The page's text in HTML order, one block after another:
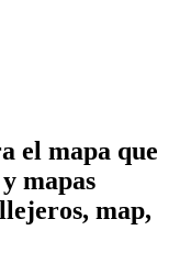
el mapa que
mapas
map,